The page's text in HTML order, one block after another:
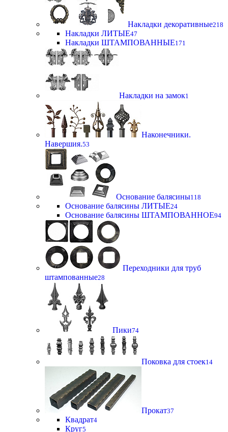
Накладки декоративные218
Накладки ЛИТЫЕ47
Накладки ШТАМПОВАННЫЕ171
Накладки на замок1
Наконечники.
Навершия.53
Основание балясины118
Основание балясины ЛИТЫЕ24
Основание балясины ШТАМПОВАННОЕ94
Переходники для труб
штампованные28
Пики74
Поковка для стоек14
Прокат37
Квадрат4
Круг5